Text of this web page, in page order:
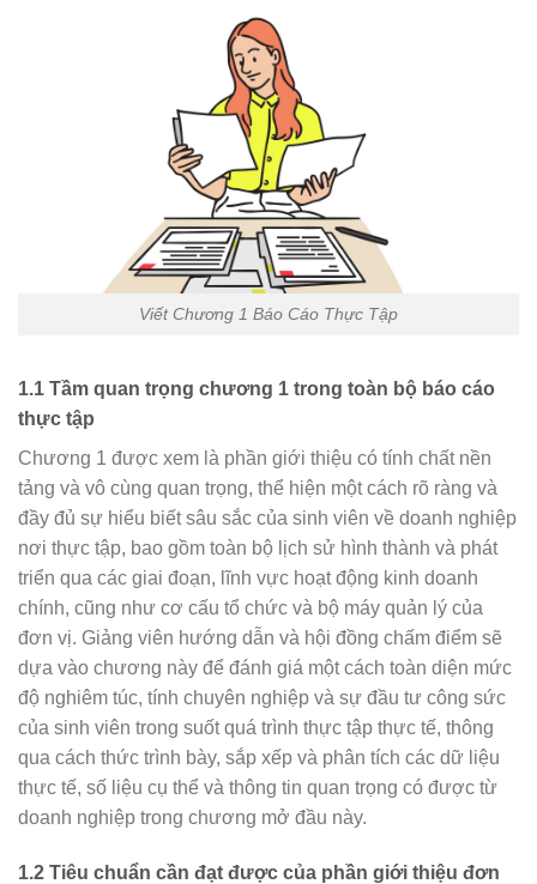
Viết Chương 1 Báo Cáo Thực Tập
1.1 Tầm quan trọng chương 1 trong toàn bộ báo cáo
thực tập
Chương 1 được xem là phần giới thiệu có tính chất nền
tảng và vô cùng quan trọng, thể hiện một cách rõ ràng và
đầy đủ sự hiểu biết sâu sắc của sinh viên về doanh nghiệp
nơi thực tập, bao gồm toàn bộ lịch sử hình thành và phát
triển qua các giai đoạn, lĩnh vực hoạt động kinh doanh
chính, cũng như cơ cấu tổ chức và bộ máy quản lý của
đơn vị. Giảng viên hướng dẫn và hội đồng chấm điểm sẽ
dựa vào chương này để đánh giá một cách toàn diện mức
độ nghiêm túc, tính chuyên nghiệp và sự đầu tư công sức
của sinh viên trong suốt quá trình thực tập thực tế, thông
qua cách thức trình bày, sắp xếp và phân tích các dữ liệu
thực tế, số liệu cụ thể và thông tin quan trọng có được từ
doanh nghiệp trong chương mở đầu này.
1.2 Tiêu chuẩn cần đạt được của phần giới thiệu đơn